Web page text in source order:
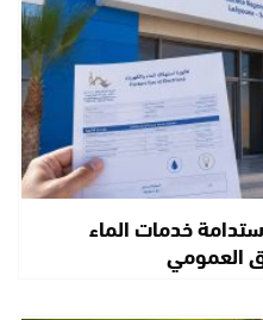
خدمات الماء
العمومي